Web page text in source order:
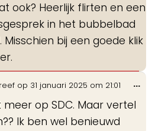
ook? Heerlijk flirten en een
in het bubbelbad
bij een goede klik
op 31 januari 2025 om 21:01
meer op SDC. Maar vertel
Ik ben wel benieuwd
...